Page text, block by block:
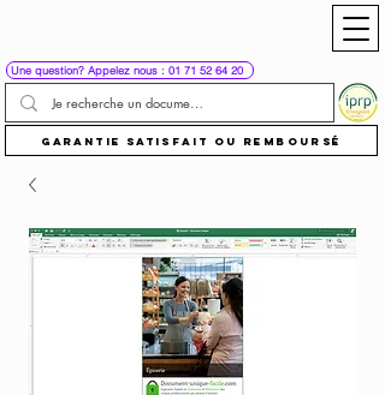
Garantie satisfait ou remboursé
Une question? Appelez nous : 01 71 52 64 20